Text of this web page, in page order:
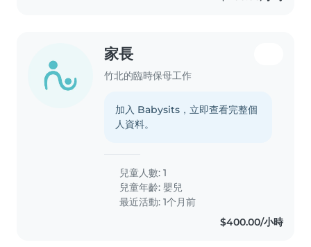
家長
竹北的臨時保母工作
加入 Babysits，立即查看完整個
人資料。
兒童人數: 1
兒童年齡:嬰兒
最近活動: 1个月前
$400.00/小時